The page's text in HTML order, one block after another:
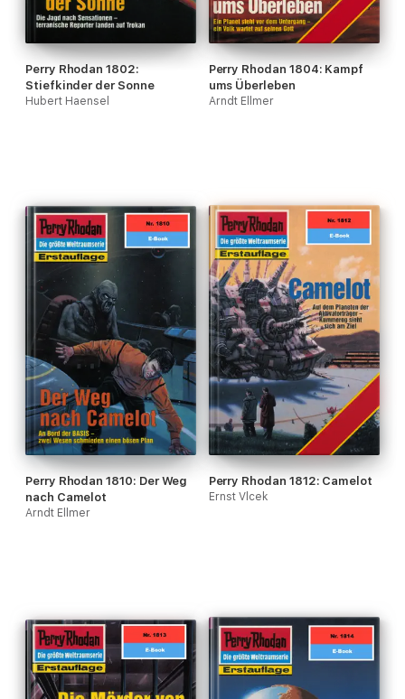
Perry Rhodan 1802:
Stiefkinder der Sonne
Hubert Haensel
Perry Rhodan 1804: Kampf
ums Überleben
Arndt Ellmer
Perry Rhodan 1810: Der Weg
nach Camelot
Arndt Ellmer
Perry Rhodan 1812: Camelot
Ernst Vlcek